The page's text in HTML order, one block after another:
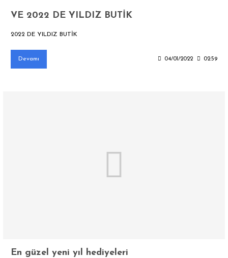
VE 2022 DE YILDIZ BUTİK
2022 DE YILDIZ BUTİK
Devamı 04/01/2022 02:59
En güzel yeni yıl hediyeleri